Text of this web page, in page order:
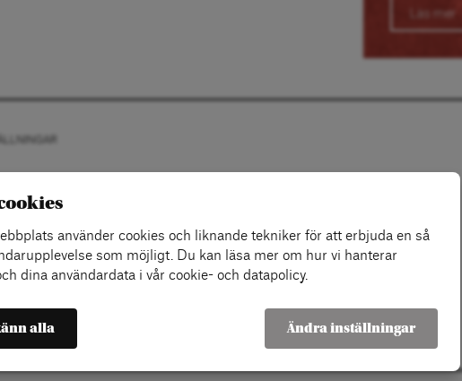
Läs mer
använder cookies och liknande tekniker för att erbjuda en så
som möjligt. Du kan läsa mer om hur vi hanterar
dina användardata i vår cookie- och datapolicy.
alla Ändra inställningar